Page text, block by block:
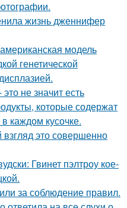
жизнь дженнифер
модель
генетической
не значит есть
которые содержат
каждом кусочке.
это совершенно
Гвинет пэлтроу кое-
за соблюдение правил.